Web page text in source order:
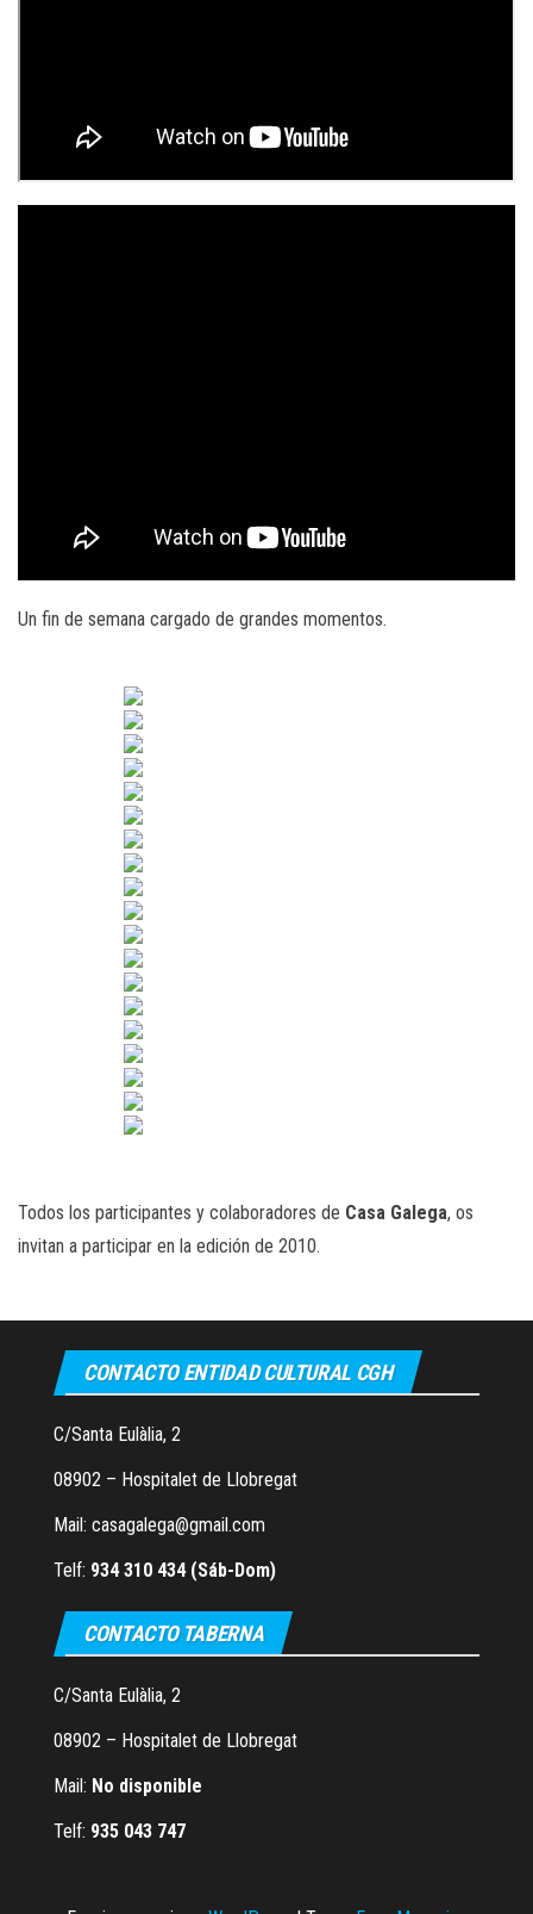
Un fin de semana cargado de grandes momentos.
Todos los participantes y colaboradores de Casa Galega, os
invitan a participar en la edición de 2010.
CONTACTO ENTIDAD CULTURAL CGH
C/Santa Eulàlia, 2
08902 – Hospitalet de Llobregat
Mail: casagalega@gmail.com
Telf: 934 310 434 (Sáb-Dom)
CONTACTO TABERNA
C/Santa Eulàlia, 2
08902 – Hospitalet de Llobregat
Mail: No disponible
Telf: 935 043 747